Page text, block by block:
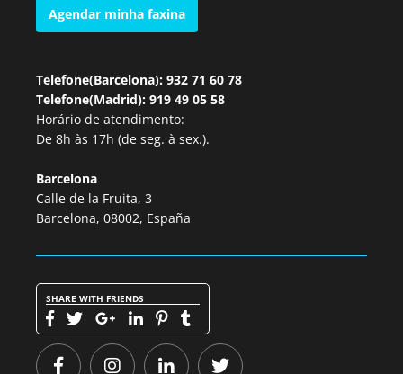
Agendar minha faxina
Telefone(Barcelona): 932 71 60 78
Telefone(Madrid): 919 49 05 58
Horário de atendimento:
De 8h às 17h (de seg. à sex.).
Barcelona
Calle de la Fruita, 3
Barcelona, 08002, España
SHARE WITH FRIENDS